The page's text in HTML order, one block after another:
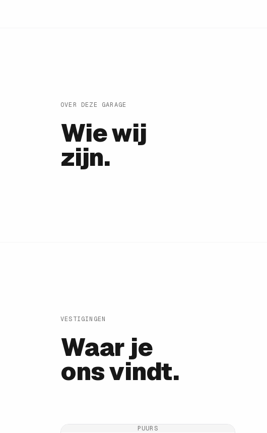
OVER DEZE GARAGE
Wie wij
zijn.
VESTIGINGEN
Waar je
ons vindt.
PUURS